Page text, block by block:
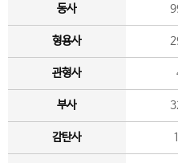
동사
형용사
관형사
부사
감탄사